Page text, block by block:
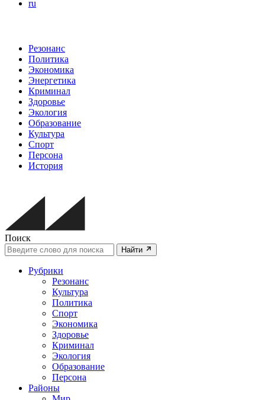
ru
Резонанс
Политика
Экономика
Энергетика
Криминал
Здоровье
Экология
Образование
Культура
Спорт
Персона
История
Поиск
Найти
Рубрики
Резонанс
Культура
Политика
Спорт
Экономика
Здоровье
Криминал
Экология
Образование
Персона
Районы